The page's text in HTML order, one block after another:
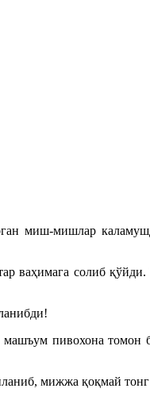
миш-мишлар
ваҳимага солиб
машъум пивохона
мижжа қоқмай